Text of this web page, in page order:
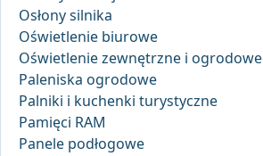
Osłony silnika
Oświetlenie biurowe
Oświetlenie zewnętrzne i ogrodowe
Paleniska ogrodowe
Palniki i kuchenki turystyczne
Pamięci RAM
Panele podłogowe